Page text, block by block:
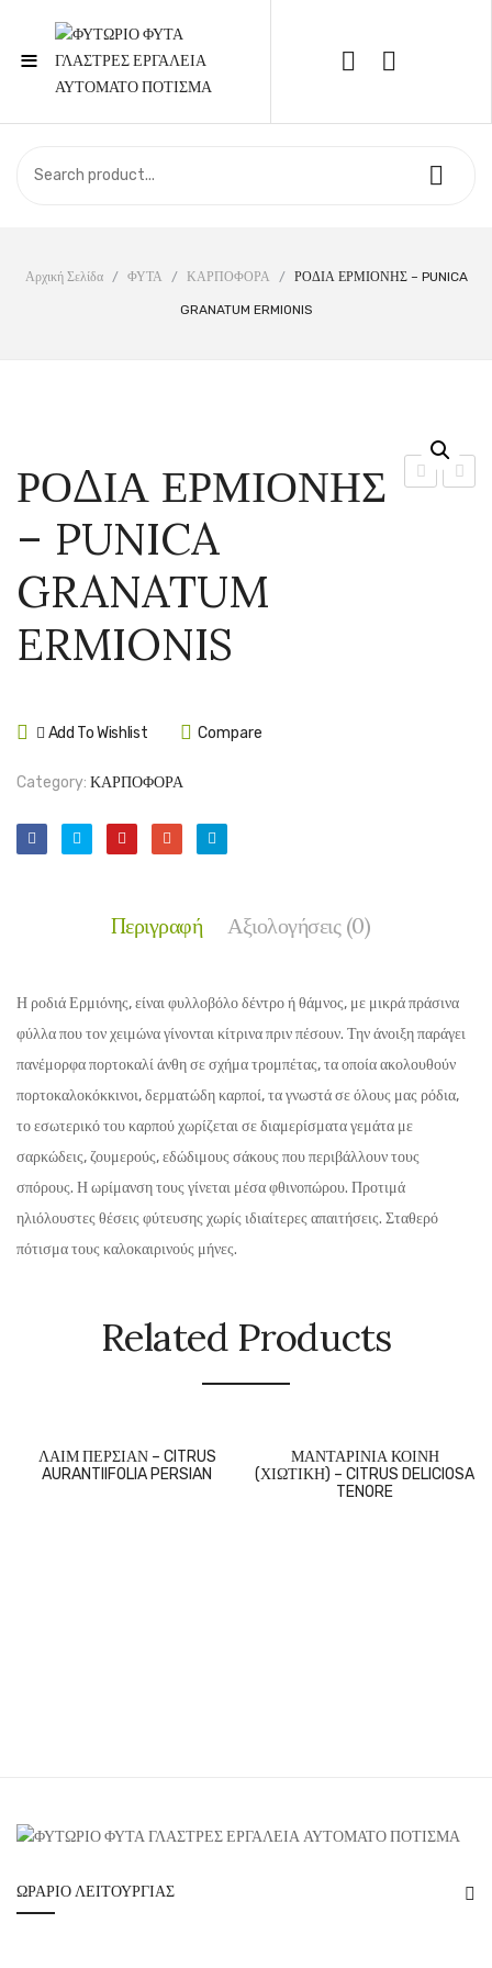
≡
Call Support: 210 6857844
ΣΧΕΤΙΚΆ ΜΕ ΕΜΆΣ
ΕΠΙΚΟΙΝΩΝΊΑ
Αρχική Σελίδα / ΦΥΤΑ / ΚΑΡΠΟΦΟΡΑ / ΡΟΔΙΑ ΕΡΜΙΟΝΗΣ – PUNICA
GRANATUM ERMIONIS
ΡΟΔΙΑ ΕΡΜΙΟΝΗΣ
– PUNICA
GRANATUM
ERMIONIS
Add To Wishlist Compare
Category: ΚΑΡΠΟΦΟΡΑ
Περιγραφή Αξιολογήσεις (0)
Η ροδιά Ερμιόνης, είναι φυλλοβόλο δέντρο ή θάμνος, με μικρά πράσινα
φύλλα που τον χειμώνα γίνονται κίτρινα πριν πέσουν. Την άνοιξη παράγει
πανέμορφα πορτοκαλί άνθη σε σχήμα τρομπέτας, τα οποία ακολουθούν
πορτοκαλοκόκκινοι, δερματώδη καρποί, τα γνωστά σε όλους μας ρόδια,
το εσωτερικό του καρπού χωρίζεται σε διαμερίσματα γεμάτα με
σαρκώδεις, ζουμερούς, εδώδιμους σάκους που περιβάλλουν τους
σπόρους. Η ωρίμανση τους γίνεται μέσα φθινοπώρου. Προτιμά
ηλιόλουστες θέσεις φύτευσης χωρίς ιδιαίτερες απαιτήσεις. Σταθερό
πότισμα τους καλοκαιρινούς μήνες.
Related Products
ΛΑΙΜ ΠΕΡΣΙΑΝ – CITRUS
AURANTIIFOLIA PERSIAN
ΜΑΝΤΑΡΙΝΙΑ ΚΟΙΝΗ
(ΧΙΩΤΙΚΗ) – CITRUS DELICIOSA
TENORE
ΩΡΆΡΙΟ ΛΕΙΤΟΥΡΓΊΑΣ